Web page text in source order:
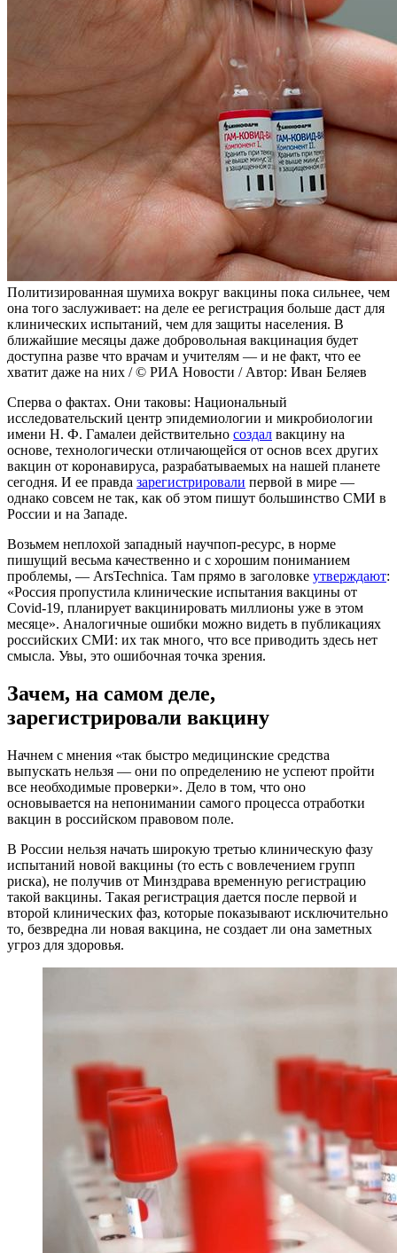
Политизированная шумиха вокруг вакцины пока сильнее, чем
она того заслуживает: на деле ее регистрация больше даст для
клинических испытаний, чем для защиты населения. В
ближайшие месяцы даже добровольная вакцинация будет
доступна разве что врачам и учителям — и не факт, что ее
хватит даже на них / © РИА Новости / Автор: Иван Беляев
Сперва о фактах. Они таковы: Национальный
исследовательский центр эпидемиологии и микробиологии
имени Н. Ф. Гамалеи действительно создал вакцину на
основе, технологически отличающейся от основ всех других
вакцин от коронавируса, разрабатываемых на нашей планете
сегодня. И ее правда зарегистрировали первой в мире —
однако совсем не так, как об этом пишут большинство СМИ в
России и на Западе.
Возьмем неплохой западный научпоп-ресурс, в норме
пишущий весьма качественно и с хорошим пониманием
проблемы, — ArsTechnica. Там прямо в заголовке утверждают:
«Россия пропустила клинические испытания вакцины от
Covid-19, планирует вакцинировать миллионы уже в этом
месяце». Аналогичные ошибки можно видеть в публикациях
российских СМИ: их так много, что все приводить здесь нет
смысла. Увы, это ошибочная точка зрения.
Зачем, на самом деле,
зарегистрировали вакцину
Начнем с мнения «так быстро медицинские средства
выпускать нельзя — они по определению не успеют пройти
все необходимые проверки». Дело в том, что оно
основывается на непонимании самого процесса отработки
вакцин в российском правовом поле.
В России нельзя начать широкую третью клиническую фазу
испытаний новой вакцины (то есть с вовлечением групп
риска), не получив от Минздрава временную регистрацию
такой вакцины. Такая регистрация дается после первой и
второй клинических фаз, которые показывают исключительно
то, безвредна ли новая вакцина, не создает ли она заметных
угроз для здоровья.